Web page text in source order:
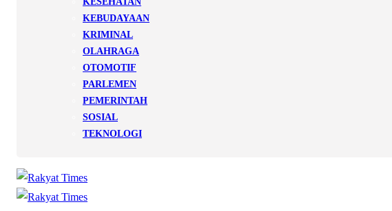
KEBUDAYAAN
KRIMINAL
OLAHRAGA
OTOMOTIF
PARLEMEN
PEMERINTAH
SOSIAL
TEKNOLOGI